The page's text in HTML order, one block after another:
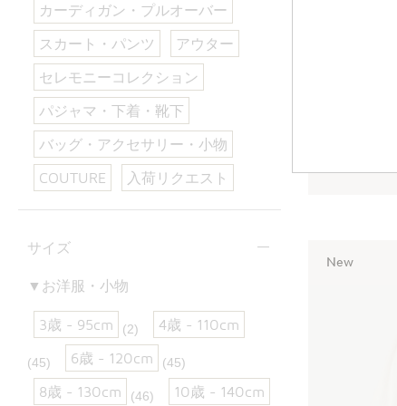
カーディガン・プルオーバー
スカート・パンツ アウター
セレモニーコレクション
パジャマ・下着・靴下
バッグ・アクセサリー・小物
COUTURE 入荷リクエスト
サイズ
▼お洋服・小物
3歳 - 95cm (2) 4歳 - 110cm
(45) 6歳 - 120cm (45)
8歳 - 130cm (46) 10歳 - 140cm
New